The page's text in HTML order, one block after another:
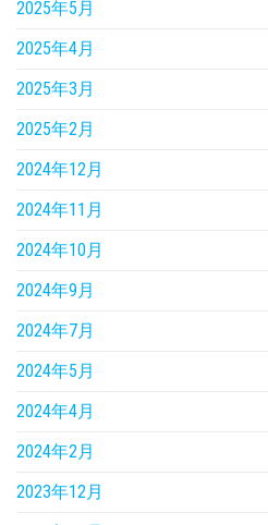
2025年5月
2025年4月
2025年3月
2025年2月
2024年12月
2024年11月
2024年10月
2024年9月
2024年7月
2024年5月
2024年4月
2024年2月
2023年12月